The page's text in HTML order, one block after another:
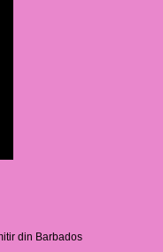
din Barbados